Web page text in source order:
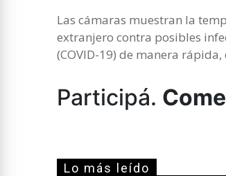
Las cámaras muestran la
extranjero contra posibles
(COVID-19) de manera
Participá.
Lo más leído